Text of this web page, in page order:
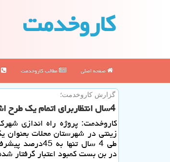
كاروخدمت
صفحه اصلی مطالب كاروخدمت
گزارش كاروخدمت؛
4سال انتظاربرای اتمام یك طرح اشتغالزا و ارزآور
كاروخدمت: پروژه راه اندازی
زینتی در شهرستان محلات بعنوان
طی 4 سال تنها
در بن بست كمبود اعتبار گرفتار